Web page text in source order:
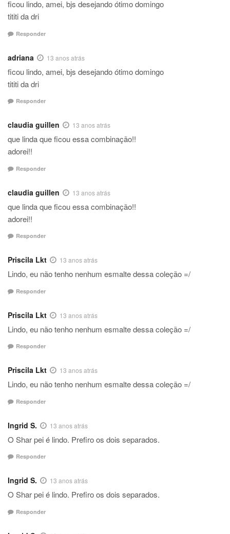
ficou lindo, amei, bjs desejando ótimo domingo
tititi da dri
Responder
adriana 13 anos atrás
ficou lindo, amei, bjs desejando ótimo domingo
tititi da dri
Responder
claudia guillen 13 anos atrás
que linda que ficou essa combinação!!
adorei!!
Responder
claudia guillen 13 anos atrás
que linda que ficou essa combinação!!
adorei!!
Responder
Priscila Lkt 13 anos atrás
Lindo, eu não tenho nenhum esmalte dessa coleção =/
Responder
Priscila Lkt 13 anos atrás
Lindo, eu não tenho nenhum esmalte dessa coleção =/
Responder
Priscila Lkt 13 anos atrás
Lindo, eu não tenho nenhum esmalte dessa coleção =/
Responder
Ingrid S. 13 anos atrás
O Shar pei é lindo. Prefiro os dois separados.
Responder
Ingrid S. 13 anos atrás
O Shar pei é lindo. Prefiro os dois separados.
Responder